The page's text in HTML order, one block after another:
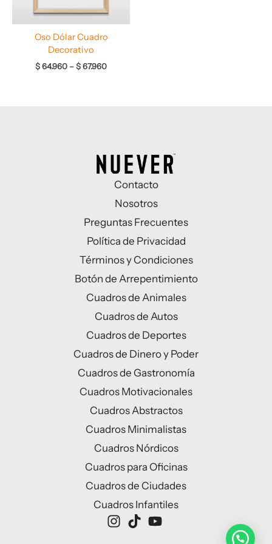
Oso Dólar Cuadro
Decorativo
$64.960 –$67.960
Contacto
Nosotros
Preguntas Frecuentes
Política de Privacidad
Términos y Condiciones
Botón de Arrepentimiento
Cuadros de Animales
Cuadros de Autos
Cuadros de Deportes
Cuadros de Dinero y Poder
Cuadros de Gastronomía
Cuadros Motivacionales
Cuadros Abstractos
Cuadros Minimalistas
Cuadros Nórdicos
Cuadros para Oficinas
Cuadros de Ciudades
Cuadros Infantiles